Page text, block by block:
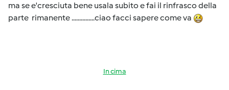
ma se e'cresciuta bene usala subito e fai il rinfrasco della
parte rimanente ...............ciao facci sapere come va
In cima